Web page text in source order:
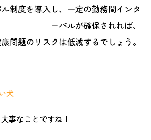
制度を導入し、一定の勤務間インタ
ーバルが確保されれば、
問題のリスクは低減するでしょう。
犬
事なことですね！